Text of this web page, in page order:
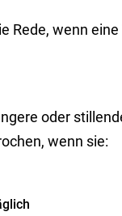
Rede, wenn
oder
wenn sie: